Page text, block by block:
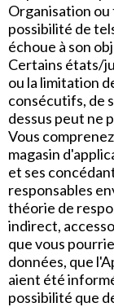
Organisation
possibilité de
échoue à son
Certains états/
ou la limitation
consécutifs, de
dessus peut ne
Vous
magasin
et ses
responsables
théorie de
indirect,
que vous
données, que
aient été
possibilité que